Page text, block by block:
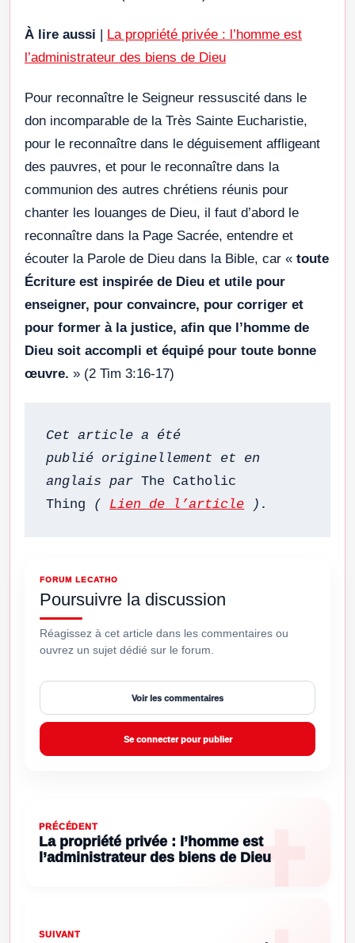
À lire aussi | La propriété privée : l’homme est
l’administrateur des biens de Dieu
Pour reconnaître le Seigneur ressuscité dans le
don incomparable de la Très Sainte Eucharistie,
pour le reconnaître dans le déguisement affligeant
des pauvres, et pour le reconnaître dans la
communion des autres chrétiens réunis pour
chanter les louanges de Dieu, il faut d’abord le
reconnaître dans la Page Sacrée, entendre et
écouter la Parole de Dieu dans la Bible, car « toute
Écriture est inspirée de Dieu et utile pour
enseigner, pour convaincre, pour corriger et
pour former à la justice, afin que l’homme de
Dieu soit accompli et équipé pour toute bonne
œuvre. » (2 Tim 3:16-17)
Cet article a été
publié originellement et en
anglais par The Catholic
Thing ( Lien de l’article ).
FORUM LECATHO
Poursuivre la discussion
Réagissez à cet article dans les commentaires ou
ouvrez un sujet dédié sur le forum.
Voir les commentaires
Se connecter pour publier
PRÉCÉDENT
La propriété privée : l’homme est
l’administrateur des biens de Dieu
SUIVANT